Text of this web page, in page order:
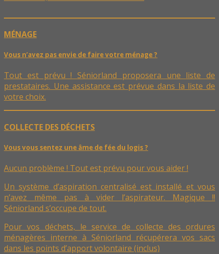
MÉNAGE
Vous n’avez pas envie de faire votre ménage ?
Tout est prévu ! Séniorland proposera une liste de
prestataires. Une assistance est prévue dans la liste de
votre choix.
COLLECTE DES DÉCHETS
Vous vous sentez une âme de fée du logis ?
Aucun problème ! Tout est prévu pour vous aider !
Un système d’aspiration centralisé est installé et vous
n’avez même pas à vider l’aspirateur. Magique !!
Séniorland s’occupe de tout.
Pour vos déchets, le service de collecte des ordures
ménagères interne à Séniorland récupérera vos sacs
dans les points d’apport volontaire (inclus)